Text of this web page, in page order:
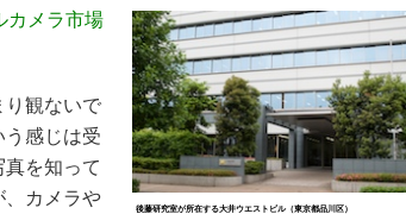
後藤研究室が所在する大井ウエストビル（東京都品川区）
カメラ市場
り観ないで
う感じは受
を知って
、カメラや